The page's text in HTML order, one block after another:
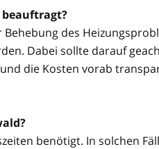
beauftragt?
des
Dabei sollte darauf
die Kosten vorab
benötigt. In solchen